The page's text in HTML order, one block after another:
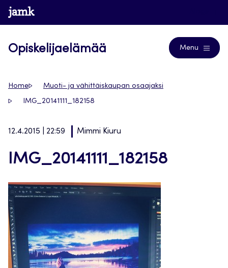
Siirry
suoraan
www.jamk.fi
Opiskelijaelämää Menu
Home Muoti- ja vähittäiskaupan osaajaksi
IMG_20141111_182158
12.4.2015 | 22:59 Mimmi Kiuru
IMG_20141111_182158